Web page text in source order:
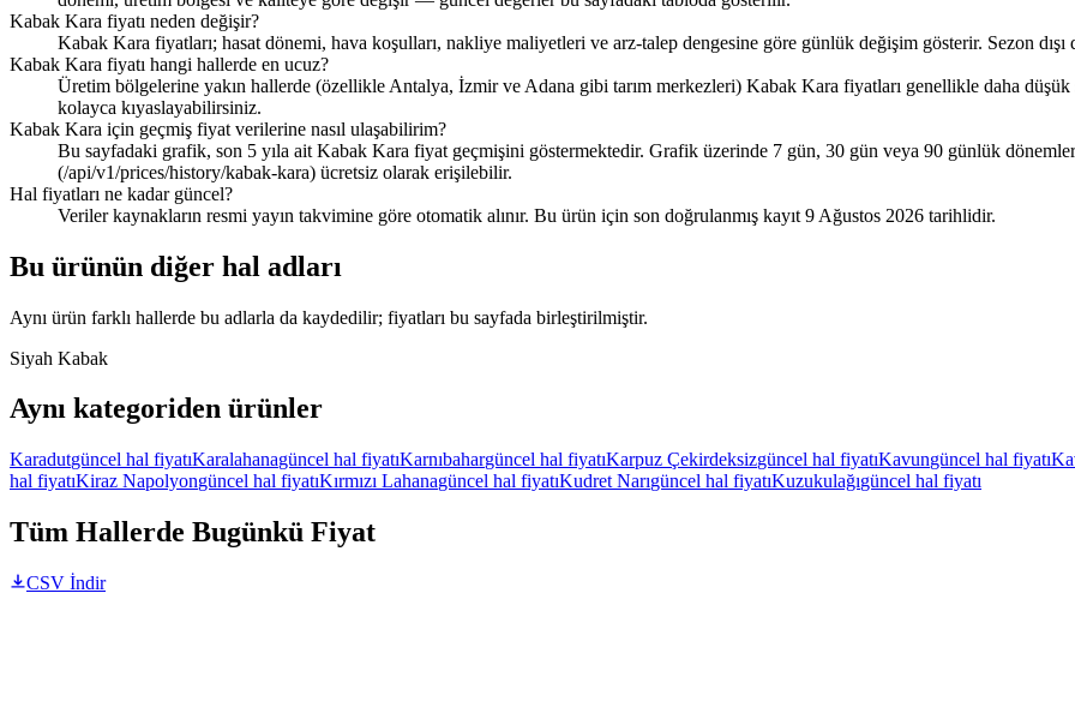
Kabak Kara fiyatı neden değişir?
Kabak Kara fiyatları; hasat dönemi, hava koşulları, nakliye maliyetleri ve arz-talep dengesine göre günlük değişim gösterir. Sezon
Kabak Kara fiyatı hangi hallerde en ucuz?
Üretim bölgelerine yakın hallerde (özellikle Antalya, İzmir ve Adana gibi tarım merkezleri) Kabak Kara fiyatları genellikle daha düşük
kolayca kıyaslayabilirsiniz.
Kabak Kara için geçmiş fiyat verilerine nasıl ulaşabilirim?
Bu sayfadaki grafik, son 5 yıla ait Kabak Kara fiyat geçmişini göstermektedir. Grafik üzerinde 7 gün, 30 gün veya 90 günlük
(/api/v1/prices/history/kabak-kara) ücretsiz olarak erişilebilir.
Hal fiyatları ne kadar güncel?
Veriler kaynakların resmi yayın takvimine göre otomatik alınır. Bu ürün için son doğrulanmış kayıt 9 Ağustos 2026 tarihlidir.
Bu ürünün diğer hal adları
Aynı ürün farklı hallerde bu adlarla da kaydedilir; fiyatları bu sayfada birleştirilmiştir.
Siyah Kabak
Aynı kategoriden ürünler
Karadutgüncel hal fiyatıKaralahanagüncel hal fiyatıKarnıbahargüncel hal fiyatıKarpuz Çekirdeksizgüncel hal fiyatıKavungüncel hal fiyatı
hal fiyatıKiraz Napolyongüncel hal fiyatıKırmızı Lahanagüncel hal fiyatıKudret Narıgüncel hal fiyatıKuzukulağıgüncel hal fiyatı
Tüm Hallerde Bugünkü Fiyat
CSV İndir